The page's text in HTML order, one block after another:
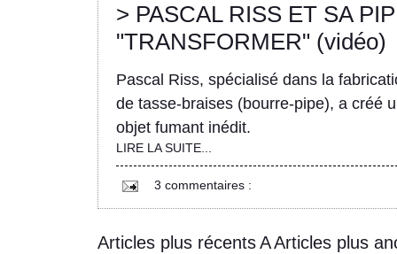
> PASCAL RISS ET SA
"TRANSFORMER" (vidéo)
Pascal Riss, spécialisé dans la
de tasse-braises (bourre-pipe), a créé
objet fumant inédit.
LIRE LA SUITE...
3 commentaires :
Articles plus récents Articles plus
A